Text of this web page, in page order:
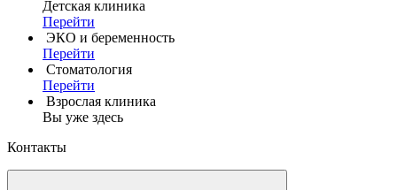
Детская клиника
Перейти
ЭКО и беременность
Перейти
Стоматология
Перейти
Взрослая клиника
Вы уже здесь
Контакты